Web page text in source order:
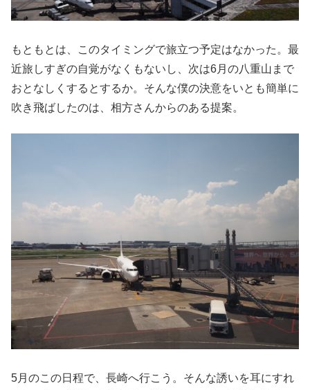
もともとは、このタイミングで旅立つ予定はなかった。最
近旅しすぎの自覚がなくもないし、次は6月の八重山まで
おとなしくするとするか。そんな僕の決意をいとも簡単に
吹き飛ばしたのは、相方さんからのある提案。
5月のこの日程で、長崎へ行こう。そんな誘いを耳にすれ